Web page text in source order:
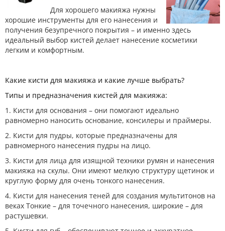
Для хорошего макияжа нужны
хорошие инструменты для его нанесения и
получения безупречного покрытия – и именно здесь
идеальный выбор кистей делает нанесение косметики
легким и комфортным.
Какие кисти для макияжа и какие лучше выбрать?
Типы и предназначения кистей для макияжа:
1. Кисти для основания – они помогают идеально
равномерно наносить основание, консилеры и праймеры.
2. Кисти для пудры, которые предназначены для
равномерного нанесения пудры на лицо.
3. Кисти для лица для изящной техники румян и нанесения
макияжа на скулы. Они имеют мелкую структуру щетинок и
круглую форму для очень тонкого нанесения.
4. Кисти для нанесения теней для создания мультитонов на
веках Тонкие – для точечного нанесения, широкие – для
растушевки.